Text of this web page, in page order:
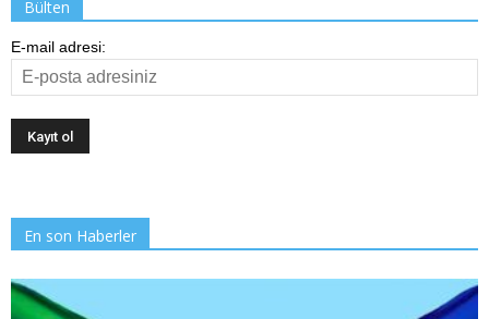
Bülten
E-mail adresi:
En son Haberler